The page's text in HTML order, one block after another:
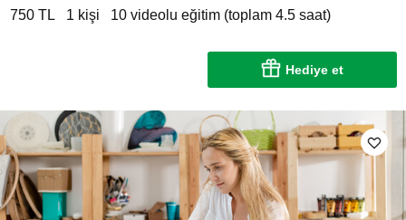
750 TL 1 kişi 10 videolu eğitim (toplam 4.5 saat)
Hediye et